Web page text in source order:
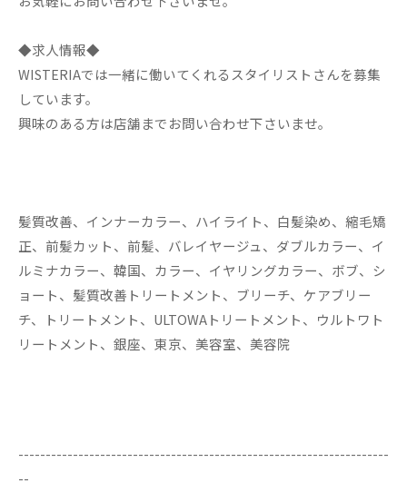
◆求人情報◆
WISTERIAでは一緒に働いてくれるスタイリストさんを募集
しています。
興味のある方は店舗までお問い合わせ下さいませ。
髪質改善、インナーカラー、ハイライト、白髪染め、縮毛矯
正、前髪カット、前髪、バレイヤージュ、ダブルカラー、イ
ルミナカラー、韓国、カラー、イヤリングカラー、ボブ、シ
ョート、髪質改善トリートメント、ブリーチ、ケアブリー
チ、トリートメント、ULTOWAトリートメント、ウルトワト
リートメント、銀座、東京、美容室、美容院
--------------------------------------------------------------------
--